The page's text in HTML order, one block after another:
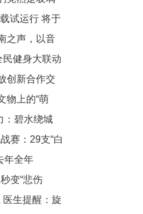
试运行 将于
之声，以音
民健身大联动
式举行
创新合作交
物上的“萌
：碧水绕城
赛：29支“白
年全年
变“悲伤
医生提醒：旋